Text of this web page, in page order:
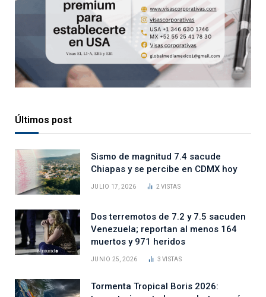
Últimos post
Sismo de magnitud 7.4 sacude
Chiapas y se percibe en CDMX hoy
JULIO 17, 2026 2VISTAS
Dos terremotos de 7.2 y 7.5 sacuden
Venezuela; reportan al menos 164
muertos y 971 heridos
JUNIO 25, 2026 3VISTAS
Tormenta Tropical Boris 2026: